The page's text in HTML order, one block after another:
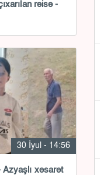
rəisə -
30 İyul - 14:56
Azyaşlı xəsarət